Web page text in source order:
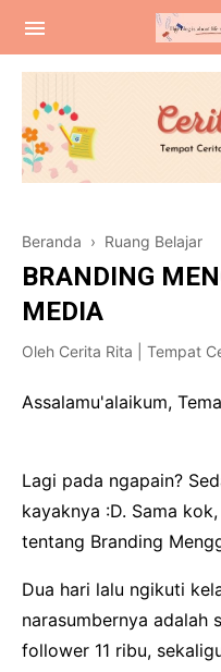
RuangBelajar
RuangTamu
Beranda › Ruang Belajar
BRANDING
MEDIA
Oleh Cerita Rita | Tempat
Assalamu'alaikum,
Lagi pada ngapain?
kayaknya :D. Sama
tentang Branding
Dua hari lalu ngikuti
narasumbernya adalah
follower 11 ribu,